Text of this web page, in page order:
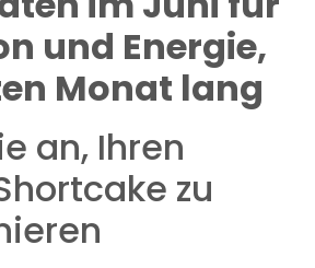
und Energie,
Monat lang
an, Ihren
zu